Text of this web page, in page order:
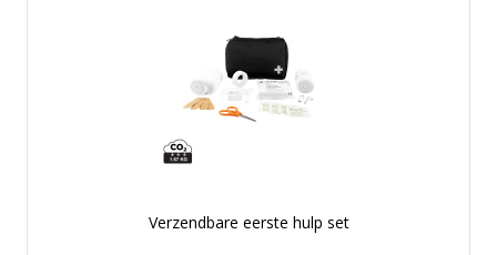
Verzendbare eerste hulp set